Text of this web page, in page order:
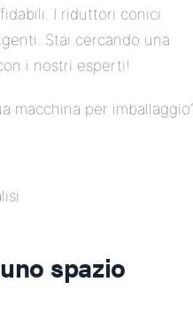
I riduttori conici
Stai cercando una
i nostri esperti!
macchina per
spazio